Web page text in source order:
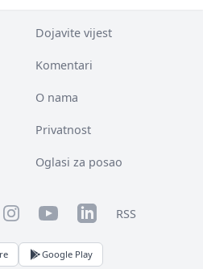
Dojavite vijest
Komentari
O nama
Privatnost
Oglasi za posao
InstagramYouTubeLinkedInRSS
Google Play